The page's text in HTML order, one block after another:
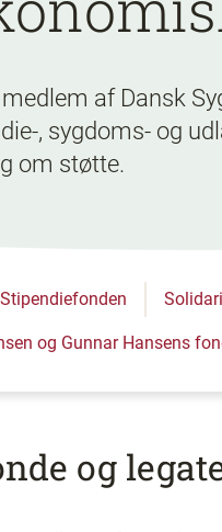
medlem af Dansk
, sygdoms- og
om støtte.
Stipendiefonden
og Gunnar Hansens
og